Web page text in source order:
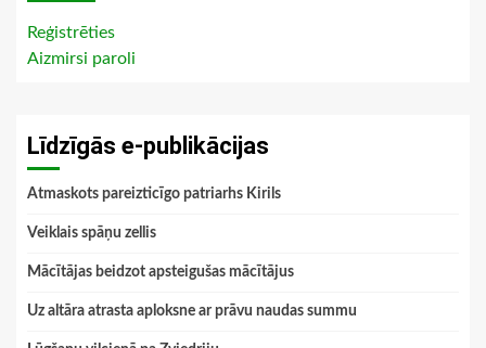
Reģistrēties
Aizmirsi paroli
Līdzīgās e-publikācijas
Atmaskots pareizticīgo patriarhs Kirils
Veiklais spāņu zellis
Mācītājas beidzot apsteigušas mācītājus
Uz altāra atrasta aploksne ar prāvu naudas summu